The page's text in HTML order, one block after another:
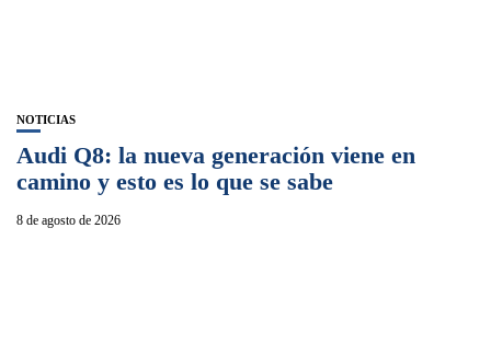
NOTICIAS
Audi Q8: la nueva generación viene en
camino y esto es lo que se sabe
8 de agosto de 2026